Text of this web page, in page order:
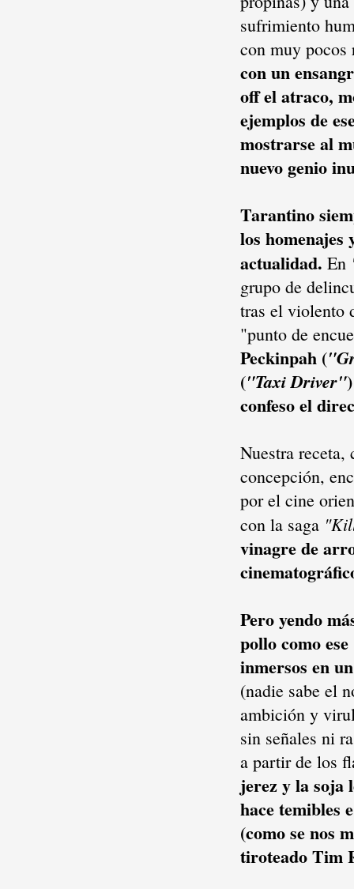
sufrimiento
con muy pocos
con un
off el atraco,
ejemplos de
mostrarse al
nuevo genio
Tarantino
los homenajes
actualidad. En
grupo de
tras el violento
"punto de
Peckinpah (
("Taxi Driver"
confeso el
Nuestra
concepción,
por el cine
con la saga
vinagre de
Pero yendo
pollo como
inmersos en
(nadie sabe el
ambición y
sin señales ni
a partir de los
jerez y la soja
hace temibles
(como se nos
tiroteado Tim